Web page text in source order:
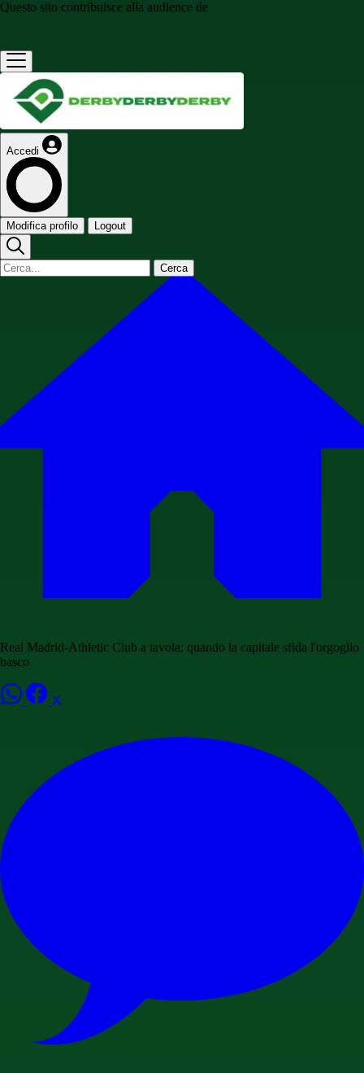
Questo sito contribuisce alla audience de
Accedi
Modifica profilo Logout
Cerca
Real Madrid-Athletic Club a tavola: quando la capitale sfida l'orgoglio
basco